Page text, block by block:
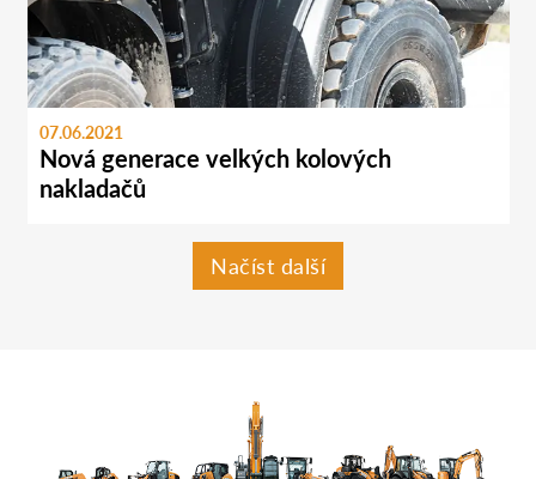
07.06.2021
Nová generace velkých kolových
nakladačů
Načíst další